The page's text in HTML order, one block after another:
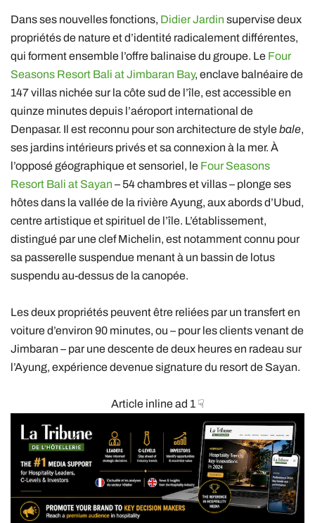
Dans ses nouvelles fonctions, Didier Jardin supervise deux
propriétés de nature et d’identité radicalement différentes,
qui forment ensemble l’offre balinaise du groupe. Le Four
Seasons Resort Bali at Jimbaran Bay, enclave balnéaire de
147 villas nichée sur la côte sud de l’île, est accessible en
quinze minutes depuis l’aéroport international de
Denpasar. Il est reconnu pour son architecture de stylebale,
ses jardins intérieurs privés et sa connexion à la mer. À
l’opposé géographique et sensoriel, le Four Seasons
Resort Bali at Sayan – 54 chambres et villas – plonge ses
hôtes dans la vallée de la rivière Ayung, aux abords d’Ubud,
centre artistique et spirituel de l’île. L’établissement,
distingué par une clef Michelin, est notamment connu pour
sa passerelle suspendue menant à un bassin de lotus
suspendu au-dessus de la canopée.
Les deux propriétés peuvent être reliées par un transfert en
voiture d’environ 90 minutes, ou – pour les clients venant de
Jimbaran – par une descente de deux heures en radeau sur
l’Ayung, expérience devenue signature du resort de Sayan.
Article inline ad 1 ☟